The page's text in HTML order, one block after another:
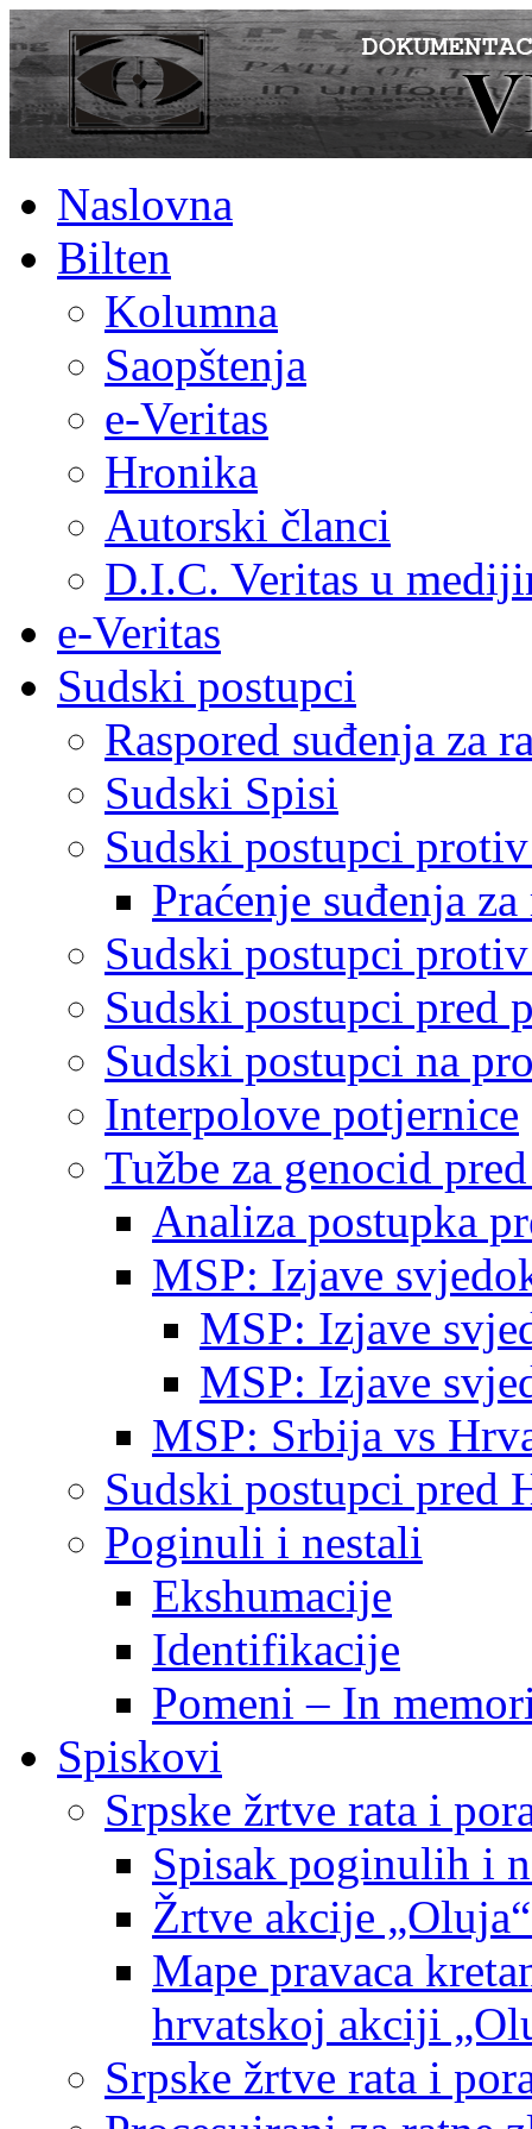
Naslovna
Bilten
Kolumna
Saopštenja
e-Veritas
Hronika
Autorski članci
D.I.C. Veritas u
e-Veritas
Sudski postupci
Raspored suđenja za
Sudski Spisi
Sudski postupci
Praćenje suđenja
Sudski postupci
Sudski postupci pred
Sudski postupci na
Interpolove potjernice
Tužbe za genocid
Analiza postupka
MSP: Izjave
MSP: Izjave
MSP: Izjave
MSP: Srbija vs
Sudski postupci pred
Poginuli i nestali
Ekshumacije
Identifikacije
Pomeni – In
Spiskovi
Srpske žrtve rata i
Spisak poginulih i
Žrtve akcije
Mape pravaca
hrvatskoj akciji
Srpske žrtve rata i